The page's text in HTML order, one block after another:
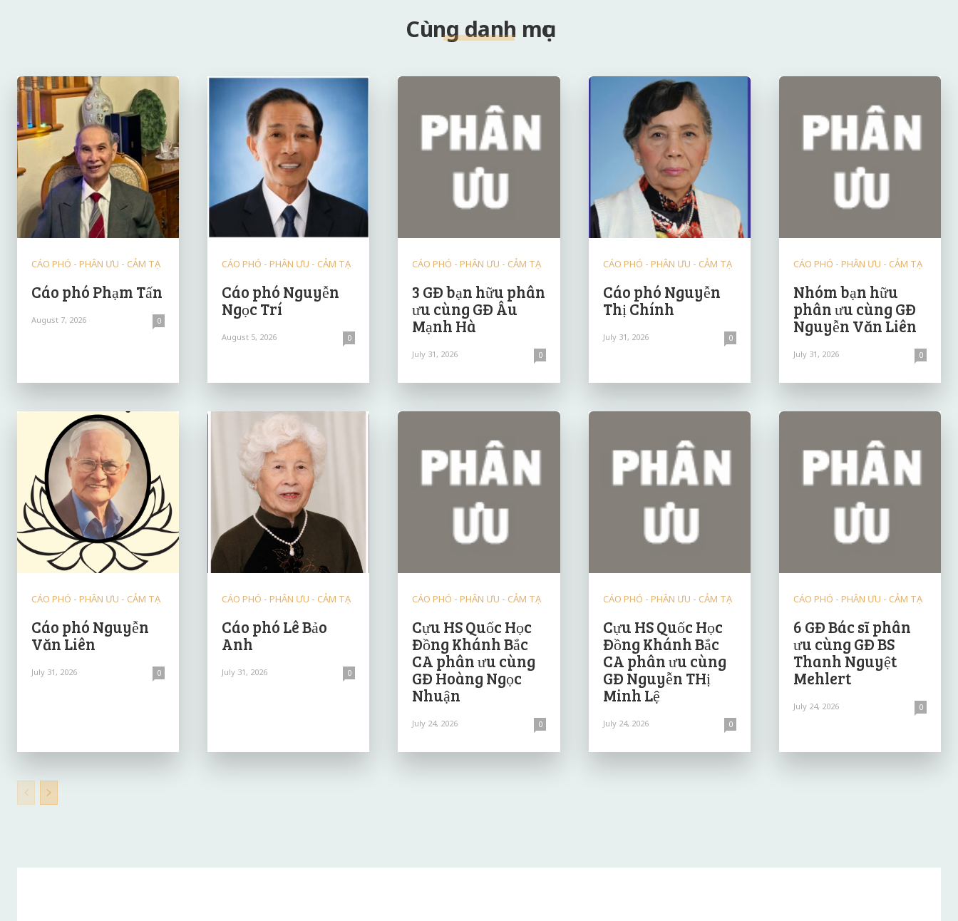
Cùng danh mục
CÁO PHÓ - PHÂN ƯU - CẢM TẠ
Cáo phó Phạm Tấn
August 7, 2026 0
CÁO PHÓ - PHÂN ƯU - CẢM TẠ
Cáo phó Nguyễn
Ngọc Trí
August 5, 2026 0
CÁO PHÓ - PHÂN ƯU - CẢM TẠ
3 GĐ bạn hữu phân
ưu cùng GĐ Âu
Mạnh Hà
July 31, 2026 0
CÁO PHÓ - PHÂN ƯU - CẢM TẠ
Cáo phó Nguyễn
Thị Chính
July 31, 2026 0
CÁO PHÓ - PHÂN ƯU - CẢM TẠ
Nhóm bạn hữu
phân ưu cùng GĐ
Nguyễn Văn Liên
July 31, 2026 0
CÁO PHÓ - PHÂN ƯU - CẢM TẠ
Cáo phó Nguyễn
Văn Liên
July 31, 2026 0
CÁO PHÓ - PHÂN ƯU - CẢM TẠ
Cáo phó Lê Bảo
Anh
July 31, 2026 0
CÁO PHÓ - PHÂN ƯU - CẢM TẠ
Cựu HS Quốc Học
Đồng Khánh Bắc
CA phân ưu cùng
GĐ Hoàng Ngọc
Nhuận
July 24, 2026 0
CÁO PHÓ - PHÂN ƯU - CẢM TẠ
Cựu HS Quốc Học
Đồng Khánh Bắc
CA phân ưu cùng
GĐ Nguyễn THị
Minh Lệ
July 24, 2026 0
CÁO PHÓ - PHÂN ƯU - CẢM TẠ
6 GĐ Bác sĩ phân
ưu cùng GĐ BS
Thanh Nguyệt
Mehlert
July 24, 2026 0